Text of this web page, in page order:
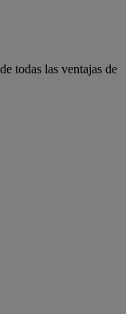
todas las ventajas de